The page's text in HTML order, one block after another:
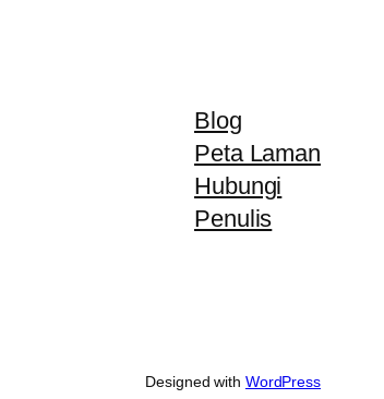
Blog
Peta Laman
Hubungi
Penulis
Designed with WordPress